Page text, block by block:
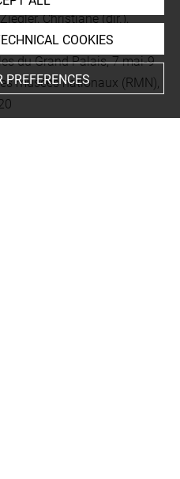
Christiane (dir.),
et hiéroglyphes, cat.
du Grand Palais, 7 mai-9
musées nationaux (RMN),
COOKIES
PREFERENCES